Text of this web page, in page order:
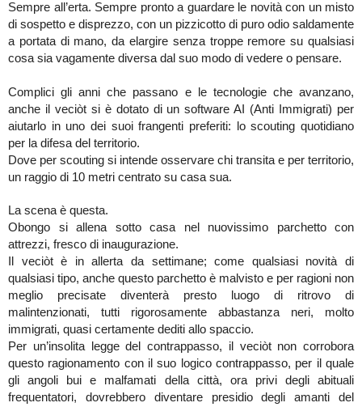
Sempre all’erta. Sempre pronto a guardare le novità con un misto
di sospetto e disprezzo, con un pizzicotto di puro odio saldamente
a portata di mano, da elargire senza troppe remore su qualsiasi
cosa sia vagamente diversa dal suo modo di vedere o pensare.
Complici gli anni che passano e le tecnologie che avanzano,
anche il veciòt si è dotato di un software AI (Anti Immigrati) per
aiutarlo in uno dei suoi frangenti preferiti: lo scouting quotidiano
per la difesa del territorio.
Dove per scouting si intende osservare chi transita e per territorio,
un raggio di 10 metri centrato su casa sua.
La scena è questa.
Obongo si allena sotto casa nel nuovissimo parchetto con
attrezzi, fresco di inaugurazione.
Il veciòt è in allerta da settimane; come qualsiasi novità di
qualsiasi tipo, anche questo parchetto è malvisto e per ragioni non
meglio precisate diventerà presto luogo di ritrovo di
malintenzionati, tutti rigorosamente abbastanza neri, molto
immigrati, quasi certamente dediti allo spaccio.
Per un’insolita legge del contrappasso, il veciòt non corrobora
questo ragionamento con il suo logico contrappasso, per il quale
gli angoli bui e malfamati della città, ora privi degli abituali
frequentatori, dovrebbero diventare presidio degli amanti del